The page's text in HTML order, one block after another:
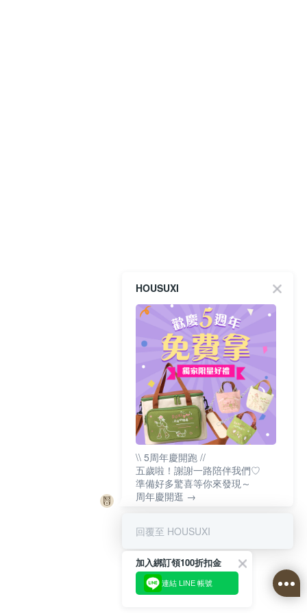
HOUSUXI
\\ 5周年慶開跑 //
五歲啦！謝謝一路陪伴我們♡
準備好多驚喜等你來發現～
周年慶開逛 →
回覆至 HOUSUXI
加入綁訂領100折扣金
連結 LINE 帳號